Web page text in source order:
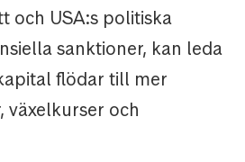
och USA:s politiska
sanktioner, kan leda
flödar till mer
växelkurser och